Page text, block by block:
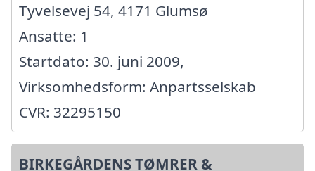
Tyvelsevej 54, 4171 Glumsø
Ansatte: 1
Startdato: 30. juni 2009,
Virksomhedsform: Anpartsselskab
CVR: 32295150
BIRKEGÅRDENS TØMRER &